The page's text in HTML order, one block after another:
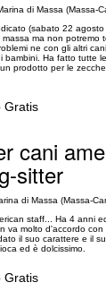
di Massa (Massa-
(sabato 22
ma non potremo
ne con gli altri
bambini. Ha fatto tutte
prodotto per le
Gratis
cani
sitter
di Massa (Massa-
staff... Ha 4 anni
va molto d'accordo
il suo carattere e il
ed è dolcissimo.
Gratis